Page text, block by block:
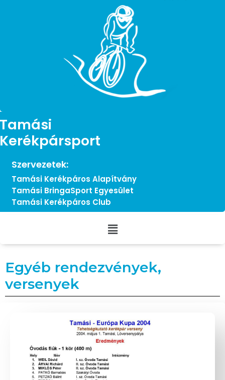
Tamási
Kerékpársport
Szervezetek:
Tamási Kerékpáros Alapítvány
Tamási BringaSport Egyesület
Tamási Kerékpáros Club
Egyéb rendezvények,
versenyek